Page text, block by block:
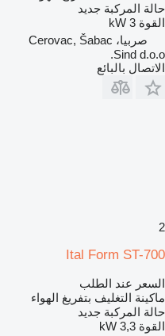
حالة المركبة جديد
القوة 3 kW
صربيا، Cerovac, Šabac
Sind d.o.o.
الاتصال بالبائع
2
Ital Form ST-700
السعر عند الطلب
ماكينة التغليف بتفريغ الهواء
حالة المركبة جديد
القوة 3,3 kW